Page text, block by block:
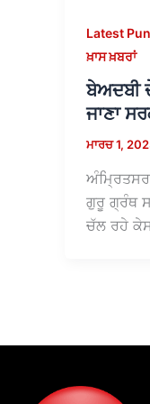
Latest
ਖ਼ਾਸ ਖ਼ਬਰਾਂ
ਬੇਅਦਬੀ
ਜਾਣਾ
ਮਾਰਚ 1,
ਗੁਰੂ ਗ੍ਰੰਥ
ਚੱਲ ਰਹੇ